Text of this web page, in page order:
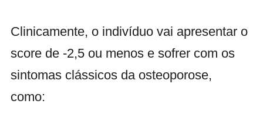
Clinicamente, o indivíduo vai apresentar o
score de -2,5 ou menos e sofrer com os
sintomas clássicos da osteoporose,
como: